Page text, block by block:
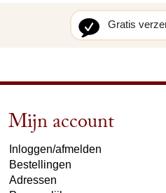
Gratis
Mijn account
Inloggen/afmelden
Bestellingen
Adressen